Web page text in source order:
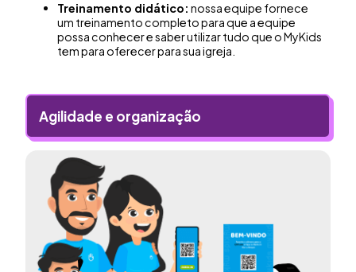
Treinamento didático: nossa equipe fornece
um treinamento completo para que a equipe
possa conhecer e saber utilizar tudo que o MyKids
tem para oferecer para sua igreja.
Agilidade e organização